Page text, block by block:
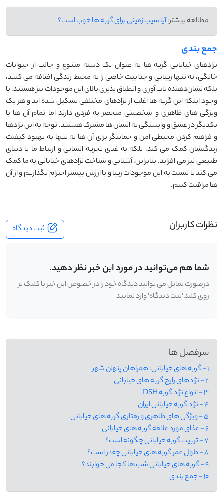
مطالعه بیشتر:آیا سیب زمینی برای گربه ها خوب است؟
جمع بندی
نژادهای خیابانی گربه‌ ها به عنوان یک دسته متنوع و جالب از حیوانات
خانگی، نه تنها زیبایی و جذابیت خاصی را به محیط زندگی اضافه می ‌کنند،
بلکه نشان‌دهنده‌ تاب ‌آوری و انطباق ‌پذیری بالای این موجودات نیز هستند. با
وجود اینکه این گربه ‌ها اغلب از نژادهای مختلفی تشکیل شده ‌اند و هر یک
ویژگی‌ های ظاهری و شخصیتی منحصر به فردی دارند اما تمام آن ‌ها با
یکدیگر در عشق و وابستگی به انسان‌ ها مشترک هستند. توجه به این نژادها
و فراهم کردن محیطی امن و حمایتگر برای آن ‌ها نه تنها به بهبود کیفیت
زندگیشان کمک می ‌کند، بلکه به غنای تجربه انسانی و ارتباط ما با دنیای
طبیعی نیز می ‌افزاید. بنابراین، آشنایی و شناخت نژادهای خیابانی به ما کمک
می‌ کند تا نسبت به این موجودات زیبا و با ارزش بیشتر احترام بگذاریم و از آن
‌ها مراقبت کنیم.
نظرات کاربران ثبت دیدگاه
شما هم می‌توانید در مورد این خبر نظر دهید.
درصورت تمایل می توانید دیدگاه خود را در خصوص این خبر با کلیک بر
روی کلید 'ثبت دیدگاه' وارد نمایید
سرفصل ها
1 - گربه‌ های خیابانی: همراهان پنهان شهر
2 - نژادهای رایج گربه های خیابانی
3 - انواع نژاد گربه DSH
4 - نژاد گربه خیابانی ایران
5 - ویژگی های ظاهری و رفتاری گربه های خیابانی
6 - غذای مورد علاقه گربه های خیابانی
7 - تربیت گربه خیابانی چگونه است؟
8 - طول عمر گربه های خیابانی چقدر است؟
9 - گربه های خیابانی شب ها کجا می خوابند؟
10 - جمع بندی